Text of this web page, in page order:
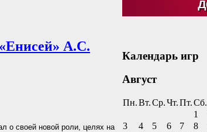
А.С.
о своей новой роли, целях на
Календарь игр
Август
Пн.Вт.Ср.Чт.Пт.Сб.
1
3
4 5 6 7 8